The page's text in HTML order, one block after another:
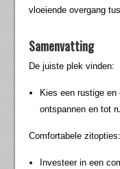
vloeiende overgang
Samenvatting
De juiste plek vinden:
Kies een rustige
ontspannen en tot
Comfortabele zitopties:
Investeer in een